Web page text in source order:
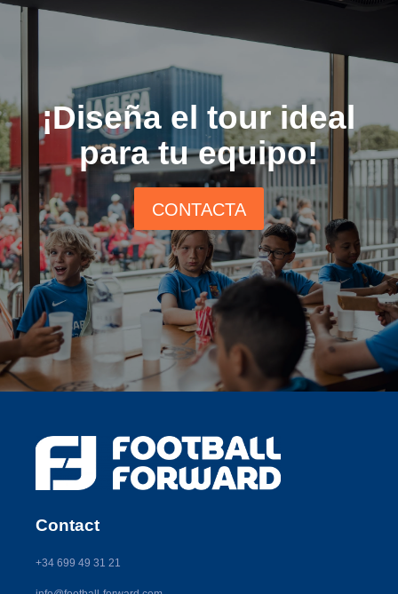
¡Diseña el tour ideal
para tu equipo!
CONTACTA
Contact
+34 699 49 31 21